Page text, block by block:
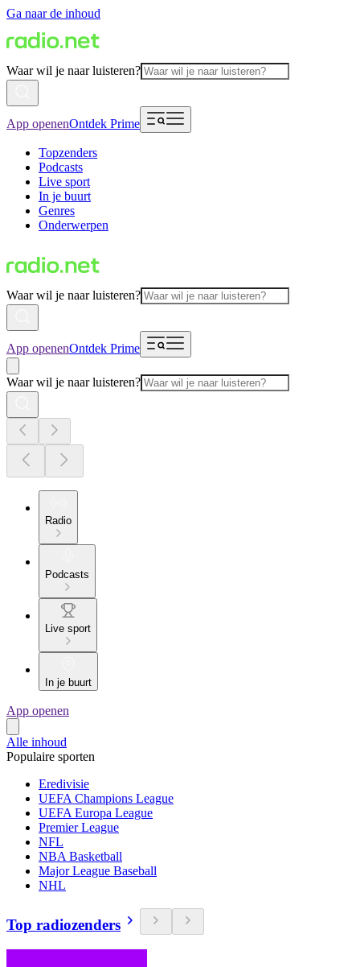
Ga naar de inhoud
Waar wil je naar luisteren?
App openenOntdek Prime
Topzenders
Podcasts
Live sport
In je buurt
Genres
Onderwerpen
Waar wil je naar luisteren?
App openenOntdek Prime
Waar wil je naar luisteren?
Radio
Podcasts
Live sport
In je buurt
App openen
Alle inhoud
Populaire sporten
Eredivisie
UEFA Champions League
UEFA Europa League
Premier League
NFL
NBA Basketball
Major League Baseball
NHL
Top radiozenders